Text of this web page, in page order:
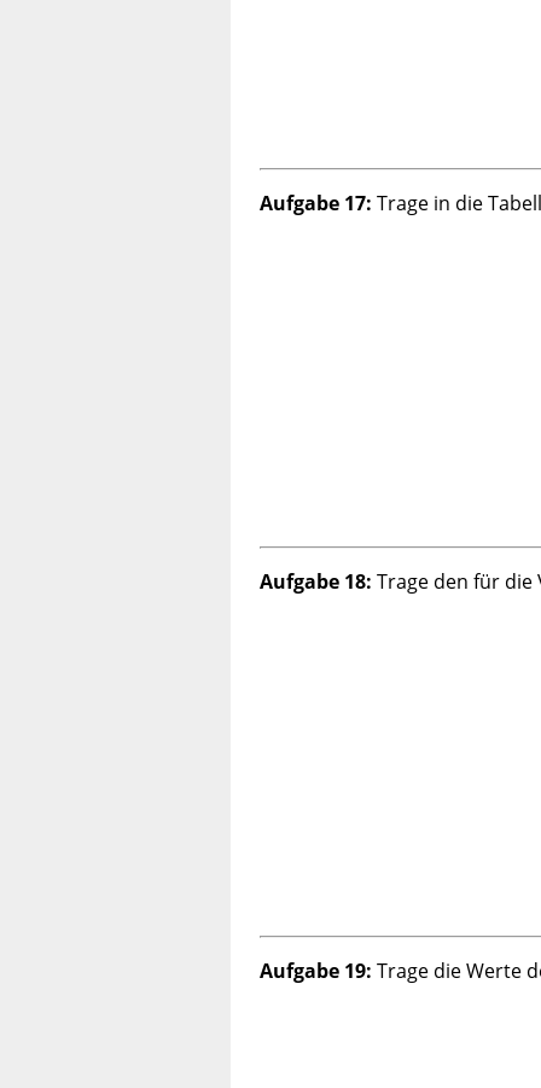
Aufgabe 17: Trage in die
Aufgabe 18: Trage den für die
Aufgabe 19: Trage die Werte